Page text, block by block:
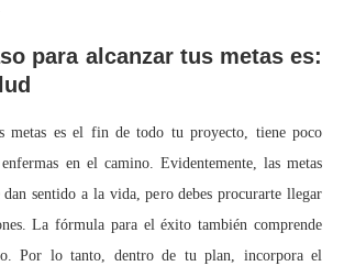
para alcanzar tus metas es:
metas es el fin de todo tu proyecto, tiene poco
en el camino. Evidentemente, las metas
sentido a la vida, pero debes procurarte llegar
La fórmula para el éxito también comprende
Por lo tanto, dentro de tu plan, incorpora el